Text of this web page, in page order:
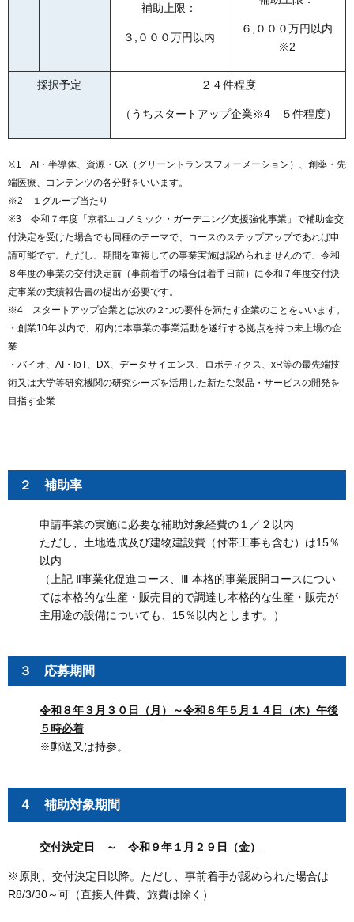
補助上限：
３,０００万円以内
６,０００万円以内
※2
採択予定 ２４件程度
（うちスタートアップ企業※4 ５件程度）
※1 AI・半導体、資源・GX（グリーントランスフォーメーション）、創薬・先
端医療、コンテンツの各分野をいいます。
※2 １グループ当たり
※3 令和７年度「京都エコノミック・ガーデニング支援強化事業」で補助金交
付決定を受けた場合でも同種のテーマで、コースのステップアップであれば申
請可能です。ただし、期間を重複しての事業実施は認められませんので、令和
８年度の事業の交付決定前（事前着手の場合は着手日前）に令和７年度交付決
定事業の実績報告書の提出が必要です。
※4 スタートアップ企業とは次の２つの要件を満たす企業のことをいいます。
・創業10年以内で、府内に本事業の事業活動を遂行する拠点を持つ未上場の企
業
・バイオ、AI・IoT、DX、データサイエンス、ロボティクス、xR等の最先端技
術又は大学等研究機関の研究シーズを活用した新たな製品・サービスの開発を
目指す企業
２ 補助率
申請事業の実施に必要な補助対象経費の１／２以内
ただし、土地造成及び建物建設費（付帯工事も含む）は15％
以内
（上記 Ⅱ事業化促進コース、Ⅲ 本格的事業展開コースについ
ては本格的な生産・販売目的で調達し本格的な生産・販売が
主用途の設備についても、15％以内とします。）
３ 応募期間
令和８年３月３０日（月）～令和８年５月１４日（木）午後
５時必着
※郵送又は持参。
４ 補助対象期間
交付決定日 ～ 令和９年１月２９日（金）
※原則、交付決定日以降。ただし、事前着手が認められた場合は
R8/3/30～可（直接人件費、旅費は除く）